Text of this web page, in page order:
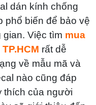
dán kính chống
phổ biến để bảo vệ
Việc tìm mua
rất dễ
về mẫu mã và
nào cũng đáp
thích của người